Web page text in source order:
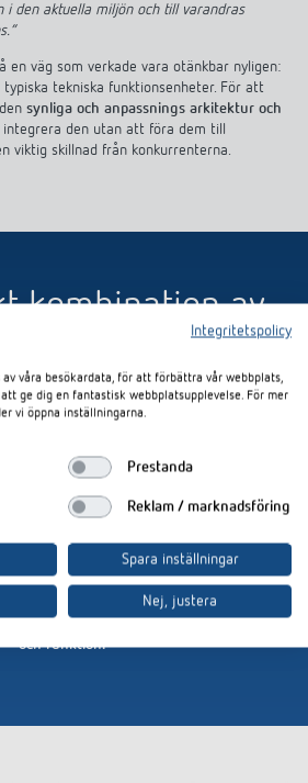
i den aktuella miljön och till varandras
en väg som verkade vara otänkbar nyligen:
tekniska funktionsenheter. För att
synliga och anpassnings arkitektur och
integrera den utan att föra dem till
viktig skillnad från konkurrenterna.
kombination av
funktion
från halvtransparenta plaster,
som man bara ser vid närmare inspektion.
vill bli upptäckta. Just på grund av de
förtjänar också ett erkännande.
det visar människor som tittar efter var en
Theben produkt finns.
den funktionella formgivningen och hur
Det är denperfekta kombinationen av form
och funktion.
Integritetspolicy
våra besökardata, för att förbättra vår webbplats,
ge dig en fantastisk webbplatsupplevelse. För mer
vi öppna inställningarna.
Prestanda
Reklam / marknadsföring
Spara inställningar
Nej, justera